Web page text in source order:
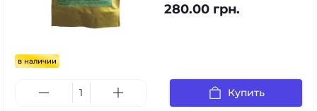
в наличии
280.00 грн.
Купить